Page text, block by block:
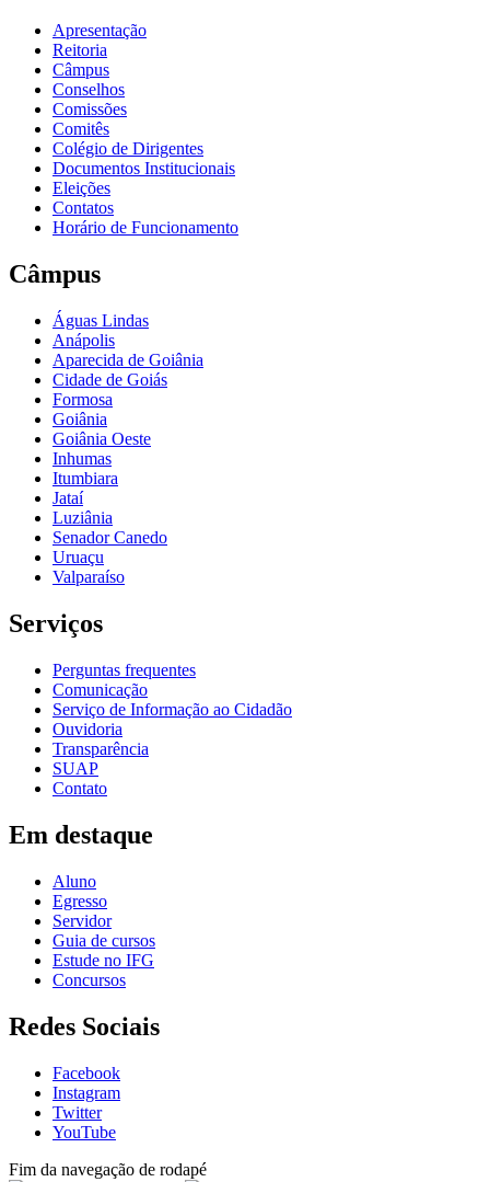
Apresentação
Reitoria
Câmpus
Conselhos
Comissões
Comitês
Colégio de Dirigentes
Documentos Institucionais
Eleições
Contatos
Horário de Funcionamento
Câmpus
Águas Lindas
Anápolis
Aparecida de Goiânia
Cidade de Goiás
Formosa
Goiânia
Goiânia Oeste
Inhumas
Itumbiara
Jataí
Luziânia
Senador Canedo
Uruaçu
Valparaíso
Serviços
Perguntas frequentes
Comunicação
Serviço de Informação ao Cidadão
Ouvidoria
Transparência
SUAP
Contato
Em destaque
Aluno
Egresso
Servidor
Guia de cursos
Estude no IFG
Concursos
Redes Sociais
Facebook
Instagram
Twitter
YouTube
Fim da navegação de rodapé